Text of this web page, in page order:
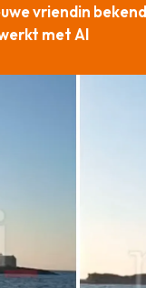
vriendin
met AI